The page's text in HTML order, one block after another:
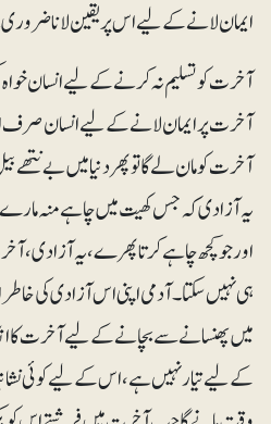
ایمان لانے کے لیے اس پر یقین لانا
آخرت کو تسلیم نہ کرنے کے لیے انسان
آخرت پر ایمان لانے کے لیے انسان صرف
آخرت کو مان لے گا تو پھر دنیا میں بے
یہ آزادی کہ جس کھیت میں چاہے منہ
اور جو کچھ چاہے کرتا پھرے، یہ آزادی،
ہی نہیں سکتا۔ آدمی اپنی اس آزادی کی
میں پھنسانے سے بچانے کے لیے آخرت کا
کے لیے تیار نہیں ہے، اس کے لیے کوئی